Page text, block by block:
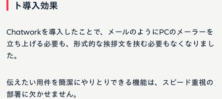
ト導入効果
Chatworkを導入したことで、メールのようにPCのメーラーを
立ち上げる必要も、形式的な挨拶文を挟む必要もなくなりまし
た。
伝えたい用件を簡潔にやりとりできる機能は、スピード重視の
部署に欠かせません。